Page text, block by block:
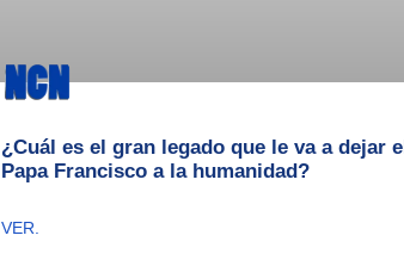
¿Cuál es el gran legado que le va a dejar el
Papa Francisco a la humanidad?
VER.